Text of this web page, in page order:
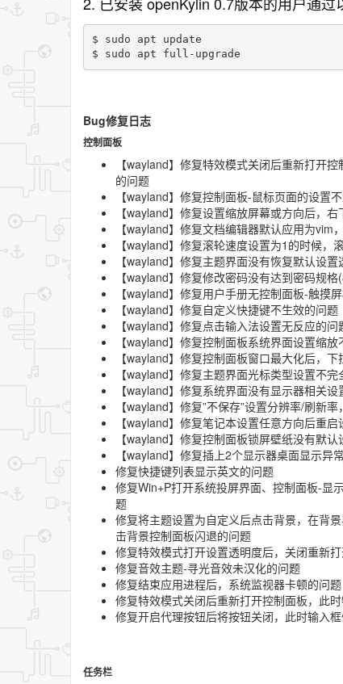
$ sudo apt update
$ sudo apt full-upgrade
Bug修复日志
控制面板
【wayland】修复特效模式关闭后重新打开
的问题
【wayland】修复控制面板-鼠标页面的设置
【wayland】修复设置缩放屏幕或方向后，
【wayland】修复文档编辑器默认应用为vim
【wayland】修复滚轮速度设置为1的时候，
【wayland】修复主题界面没有恢复默认设
【wayland】修复修改密码没有达到密码规
【wayland】修复用户手册无控制面板-触摸
【wayland】修复自定义快捷键不生效的问题
【wayland】修复点击输入法设置无反应的问
【wayland】修复控制面板系统界面设置缩
【wayland】修复控制面板窗口最大化后，
【wayland】修复主题界面光标类型设置不
【wayland】修复系统界面没有显示器相关
【wayland】修复”不保存”设置分辨率/刷新
【wayland】修复笔记本设置任意方向后重
【wayland】修复控制面板锁屏壁纸没有默
【wayland】修复插上2个显示器桌面显示
修复快捷键列表显示英文的问题
修复Win+P打开系统投屏界面、控制面板-显
题
修复将主题设置为自定义后点击背景，在背
击背景控制面板闪退的问题
修复特效模式打开设置透明度后，关闭重新
修复音效主题-寻光音效未汉化的问题
修复结束应用进程后，系统监视器卡顿的问题
修复特效模式关闭后重新打开控制面板，此
修复开启代理按钮后将按钮关闭，此时输入
任务栏